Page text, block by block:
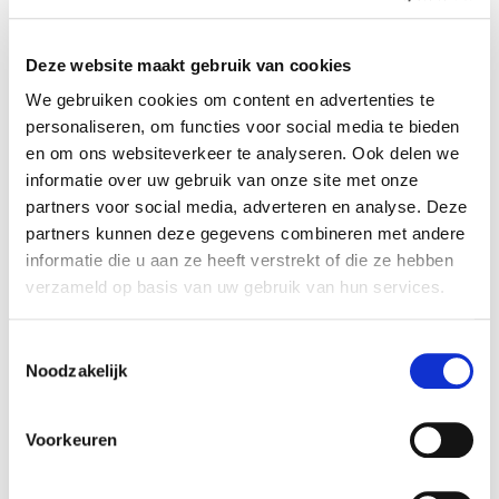
Deze website maakt gebruik van cookies
We gebruiken cookies om content en advertenties te
personaliseren, om functies voor social media te bieden
en om ons websiteverkeer te analyseren. Ook delen we
informatie over uw gebruik van onze site met onze
partners voor social media, adverteren en analyse. Deze
partners kunnen deze gegevens combineren met andere
informatie die u aan ze heeft verstrekt of die ze hebben
verzameld op basis van uw gebruik van hun services.
Noodzakelijk
Voorkeuren
Na 5 maanden heeft de werkgever nog
betaling van de transitievergoeding.
Daarom vraagt de vrouw of de werkgever wil
meewerken aan een beëindiging via een
vaststellingsovereenkomst. Dat is een
rechtsgeldige manier om het dienstverband te
beëindigen en over te kunnen gaan tot betaling
De werknemer gaat daarom naar de
Kantonrechter met het verzoek haar